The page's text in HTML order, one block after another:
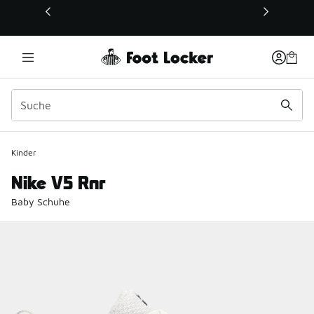
Dieser Link öffnet sich in einem neuen Fenster
Kinder
Nike V5 Rnr
Baby Schuhe